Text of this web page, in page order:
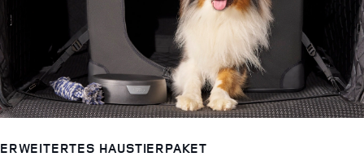
ERWEITERTES HAUSTIERPAKET